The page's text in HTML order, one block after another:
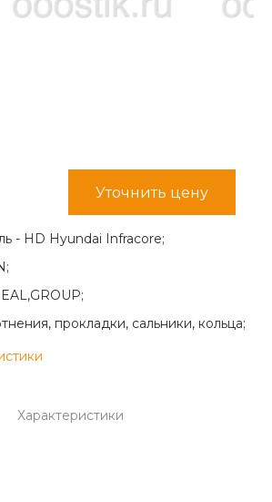
Уточнить цену
- HD Hyundai Infracore;
прокладки, сальники, кольца;
Характеристики